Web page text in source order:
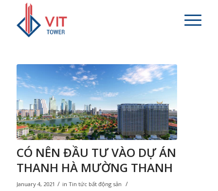
CÓ NÊN ĐẦU TƯ VÀO DỰ ÁN
THANH HÀ MƯỜNG THANH
January 4, 2021 / in Tin tức bất động sản /